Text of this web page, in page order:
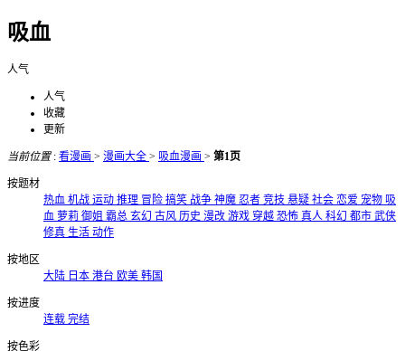
吸血
人气
人气
收藏
更新
当前位置: 看漫画 > 漫画大全 > 吸血漫画 > 第1页
按题材
热血 机战 运动 推理 冒险 搞笑 战争 神魔 忍者 竞技 悬疑 社会 恋爱 宠物 吸
血 萝莉 御姐 霸总 玄幻 古风 历史 漫改 游戏 穿越 恐怖 真人 科幻 都市 武侠
修真 生活 动作
按地区
大陆 日本 港台 欧美 韩国
按进度
连载 完结
按色彩